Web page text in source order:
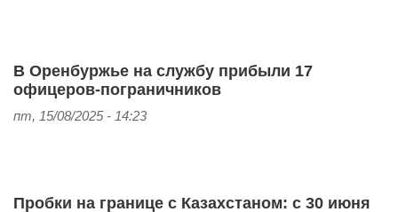
В Оренбуржье на службу прибыли 17
офицеров-пограничников
пт, 15/08/2025 - 14:23
Пробки на границе с Казахстаном: с 30 июня